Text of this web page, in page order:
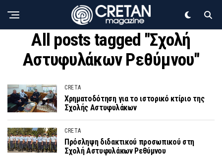
All posts tagged "Σχολή
Αστυφυλάκων Ρεθύμνου"
CRETA
Χρηματοδότηση για το ιστορικό κτίριο της
Σχολής Αστυφυλάκων
CRETA
Πρόσληψη διδακτικού προσωπικού στη
Σχολή Αστυφυλάκων Ρεθύμνου